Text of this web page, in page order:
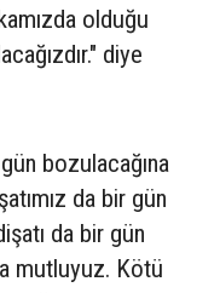
olduğu
diye
bozulacağına
da bir gün
da bir gün
mutluyuz. Kötü